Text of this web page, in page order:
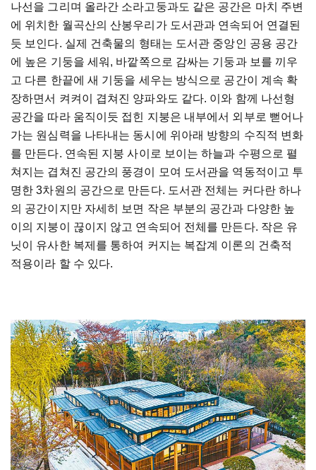
나선을 그리며 올라간 소라고둥과도 같은 공간은 마치 주변
에 위치한 월곡산의 산봉우리가 도서관과 연속되어 연결된
듯 보인다. 실제 건축물의 형태는 도서관 중앙인 공용 공간
에 높은 기둥을 세워, 바깥쪽으로 감싸는 기둥과 보를 끼우
고 다른 한끝에 새 기둥을 세우는 방식으로 공간이 계속 확
장하면서 켜켜이 겹쳐진 양파와도 같다. 이와 함께 나선형
공간을 따라 움직이듯 접힌 지붕은 내부에서 외부로 뻗어나
가는 원심력을 나타내는 동시에 위아래 방향의 수직적 변화
를 만든다. 연속된 지붕 사이로 보이는 하늘과 수평으로 펼
쳐지는 겹쳐진 공간의 풍경이 모여 도서관을 역동적이고 투
명한 3차원의 공간으로 만든다. 도서관 전체는 커다란 하나
의 공간이지만 자세히 보면 작은 부분의 공간과 다양한 높
이의 지붕이 끊이지 않고 연속되어 전체를 만든다. 작은 유
닛이 유사한 복제를 통하여 커지는 복잡계 이론의 건축적
적용이라 할 수 있다.